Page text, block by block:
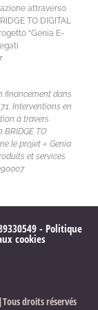
attraverso
TO DIGITAL
“Genia E-
financement dans
Interventions en
à travers
BRIDGE TO
le projet « Genia
et services
- Politique
cookies
droits réservés